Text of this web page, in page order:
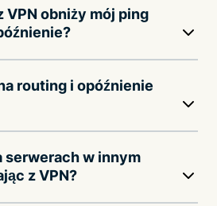
VPN obniży mój ping
routing i opóźnienie
serwerach w innym
z VPN?